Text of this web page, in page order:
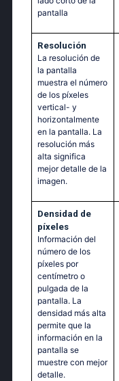
pantalla
Resolución
La resolución de
la pantalla
muestra el número
de los píxeles
vertical- y
horizontalmente
en la pantalla. La
resolución más
alta significa
mejor detalle de la
imagen.
Densidad de
píxeles
Información del
número de los
píxeles por
centímetro o
pulgada de la
pantalla. La
densidad más alta
permite que la
información en la
pantalla se
muestre con mejor
detalle.